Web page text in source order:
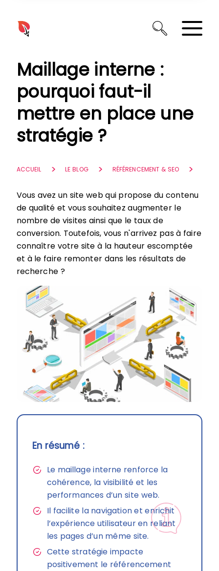
Maillage interne :
pourquoi faut-il
mettre en place une
stratégie ?
ACCUEIL LE BLOG RÉFÉRENCEMENT & SEO
Vous avez un site web qui propose du contenu
de qualité et vous souhaitez augmenter le
nombre de visites ainsi que le taux de
conversion. Toutefois, vous n'arrivez pas à faire
connaître votre site à la hauteur escomptée
et à le faire remonter dans les résultats de
recherche ?
En résumé :
Le maillage interne renforce la
cohérence, la visibilité et les
performances d’un site web.
Il facilite la navigation et enrichit
l’expérience utilisateur en reliant
les pages d’un même site.
Cette stratégie impacte
positivement le référencement